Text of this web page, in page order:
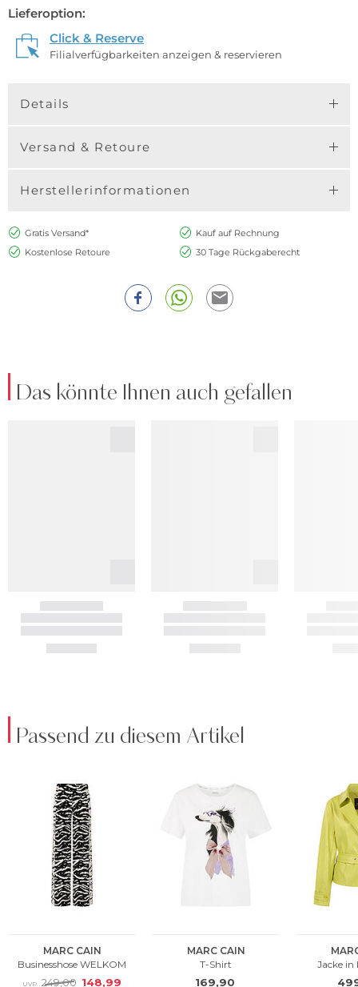
Lieferoption:
Click & Reserve
Filialverfügbarkeiten anzeigen & reservieren
Details
Versand & Retoure
Herstellerinformationen
Gratis Versand*
Kauf auf Rechnung
Kostenlose Retoure
30 Tage Rückgaberecht
Das könnte Ihnen auch gefallen
Passend zu diesem Artikel